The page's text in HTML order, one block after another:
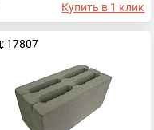
Купить в 1 клик
17807